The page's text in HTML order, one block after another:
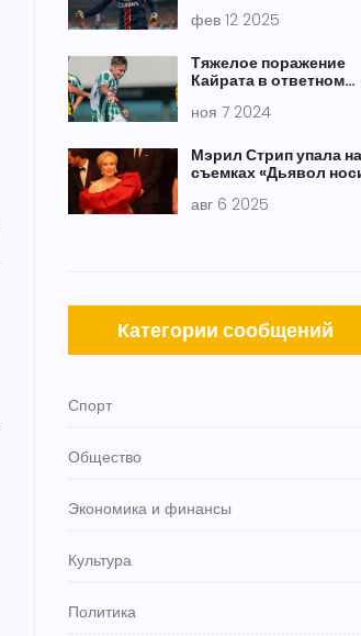
плей-офф Лиги
фев 12 2025
Тяжелое поражение
Кайрата в ответном
Чемпионов против
ноя 7 2024
Мэрил Стрип упала на
съемках «Дьявол
каблуков
авг 6 2025
Категории сообщений
Спорт
Общество
Экономика и финансы
Культура
Политика